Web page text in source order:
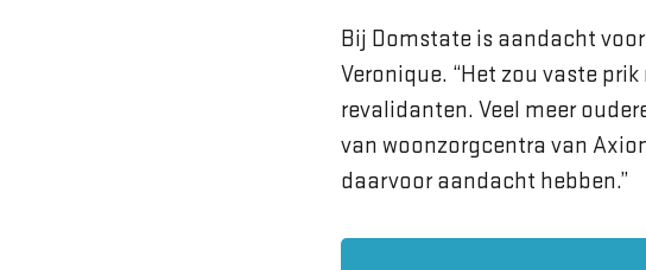
Bij Domstate is aandacht
Veronique. “Het zou vaste
revalidanten. Veel meer
van woonzorgcentra van
daarvoor aandacht hebben.”